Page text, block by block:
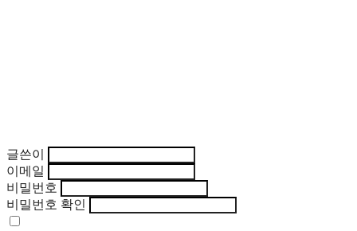
글쓴이
이메일
비밀번호
비밀번호 확인